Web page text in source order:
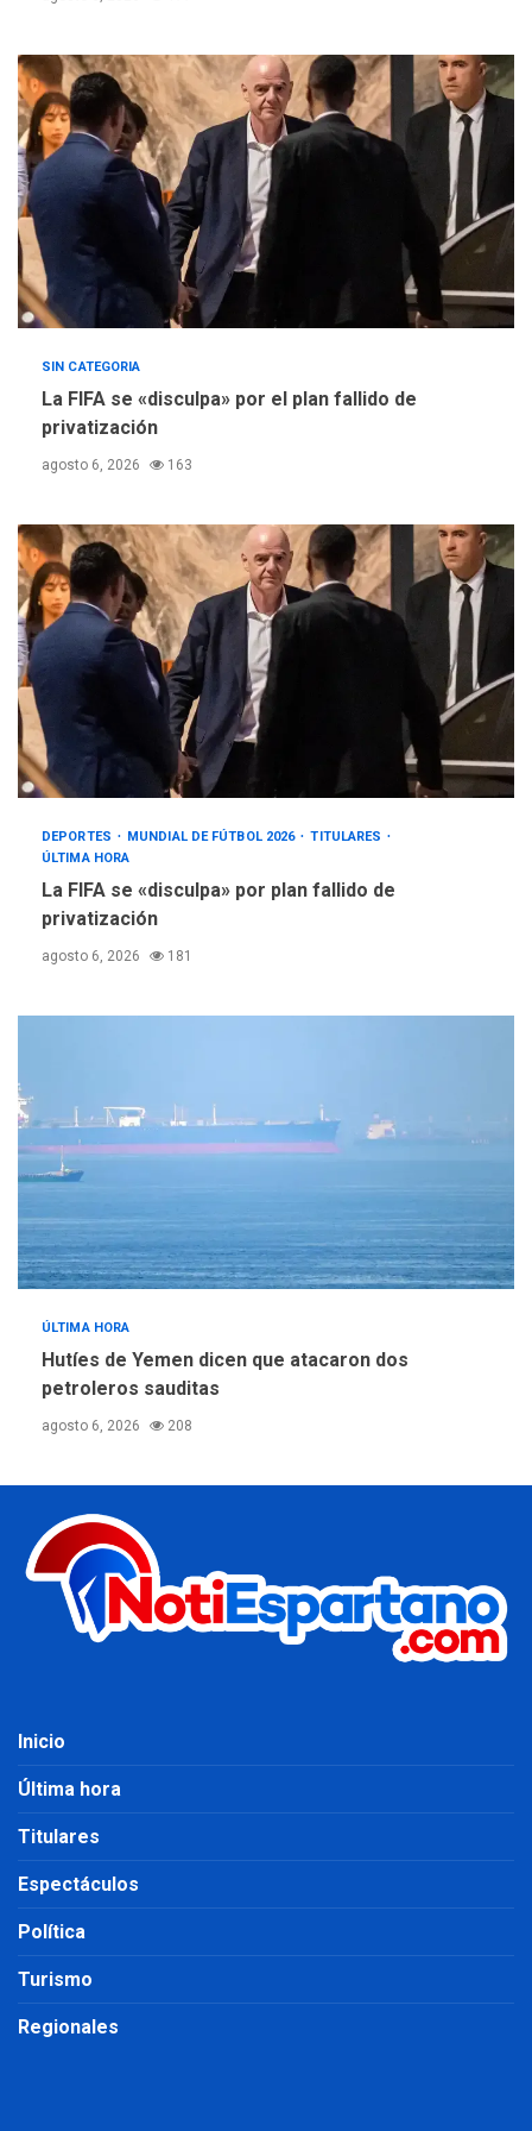
5
ÚLTIMA HORA
Concejo Municipal de
Mariño respalda a Cámara
de Comercio para reforma
de Ley de Puerto Libre
SIN CATEGORIA
La FIFA se «disculpa» por el plan fallido de
privatización
agosto 6, 2026 163
DEPORTES MUNDIAL DE FÚTBOL 2026
TITULARES
ÚLTIMA HORA
La FIFA se «disculpa» por plan fallido de
privatización
agosto 6, 2026 181
ÚLTIMA HORA
Hutíes de Yemen dicen que atacaron dos
petroleros sauditas
agosto 6, 2026 208
Inicio
Última hora
Titulares
Espectáculos
Política
Turismo
Regionales